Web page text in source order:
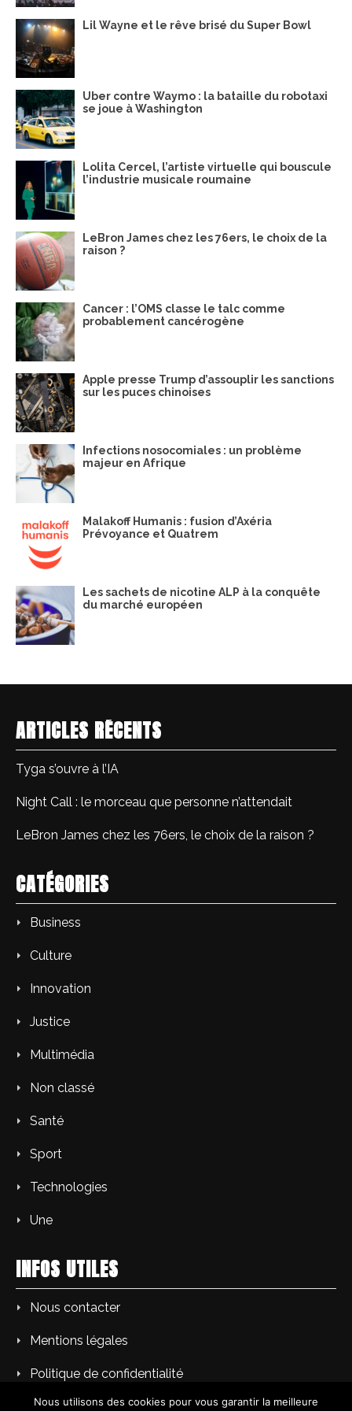
Lil Wayne et le rêve brisé du Super Bowl
Uber contre Waymo : la bataille du robotaxi
se joue à Washington
Lolita Cercel, l’artiste virtuelle qui bouscule
l’industrie musicale roumaine
LeBron James chez les 76ers, le choix de la
raison ?
Cancer : l’OMS classe le talc comme
probablement cancérogène
Apple presse Trump d’assouplir les sanctions
sur les puces chinoises
Infections nosocomiales : un problème
majeur en Afrique
Malakoff Humanis : fusion d’Axéria
Prévoyance et Quatrem
Les sachets de nicotine ALP à la conquête
du marché européen
ARTICLES RÉCENTS
Tyga s’ouvre à l’IA
Night Call : le morceau que personne n’attendait
LeBron James chez les 76ers, le choix de la raison ?
CATÉGORIES
Business
Culture
Innovation
Justice
Multimédia
Non classé
Santé
Sport
Technologies
Une
INFOS UTILES
Nous contacter
Mentions légales
Politique de confidentialité
Nous utilisons des cookies pour vous garantir la meilleure